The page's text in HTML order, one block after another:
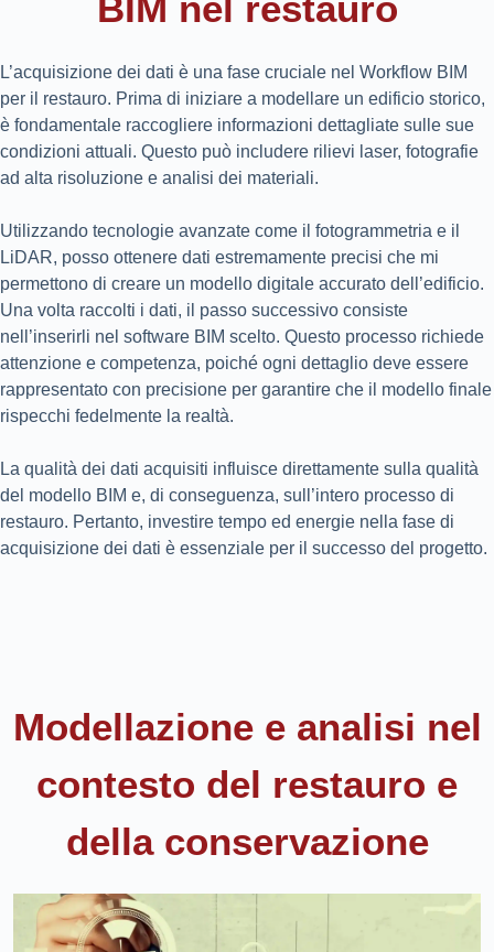
L’acquisizione dei dati è una fase cruciale nel Workflow BIM
per il restauro. Prima di iniziare a modellare un edificio storico,
è fondamentale raccogliere informazioni dettagliate sulle sue
condizioni attuali. Questo può includere rilievi laser, fotografie
ad alta risoluzione e analisi dei materiali.
Utilizzando tecnologie avanzate come il fotogrammetria e il
LiDAR, posso ottenere dati estremamente precisi che mi
permettono di creare un modello digitale accurato dell’edificio.
Una volta raccolti i dati, il passo successivo consiste
nell’inserirli nel software BIM scelto. Questo processo richiede
attenzione e competenza, poiché ogni dettaglio deve essere
rappresentato con precisione per garantire che il modello finale
rispecchi fedelmente la realtà.
La qualità dei dati acquisiti influisce direttamente sulla qualità
del modello BIM e, di conseguenza, sull’intero processo di
restauro. Pertanto, investire tempo ed energie nella fase di
acquisizione dei dati è essenziale per il successo del progetto.
Modellazione e analisi nel
contesto del restauro e
della conservazione